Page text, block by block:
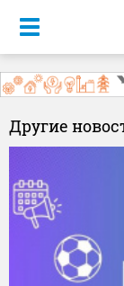
Меню
Другие